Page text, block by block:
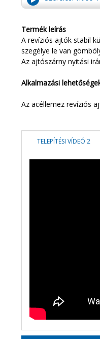
Termék leírás
A revíziós ajtók stabil
szegélye le van
Az ajtószárny nyitási
Alkalmazási
Az acéllemez revíziós
TELEPÍTÉSI VÍDEÓ 2